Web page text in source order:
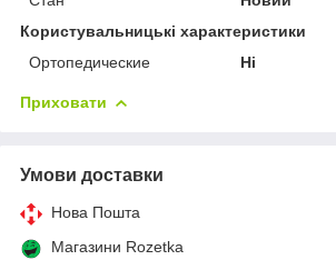
Користувальницькі характеристики
Ортопедические
Ні
Приховати
Умови доставки
Нова Пошта
Магазини Rozetka